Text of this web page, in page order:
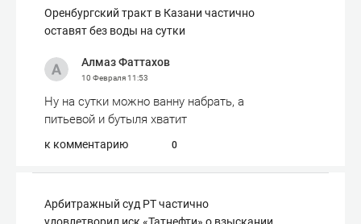
Оренбургский тракт в Казани частично
оставят без воды на сутки
Алмаз Фаттахов
10 Февраля11:53
Ну на сутки можно ванну набрать, а
питьевой и бутыля хватит
к комментарию 0
Арбитражный суд РТ частично